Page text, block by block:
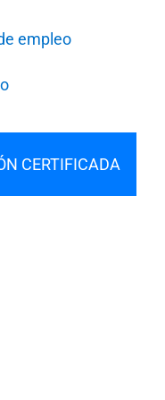
empleo
CERTIFICADA